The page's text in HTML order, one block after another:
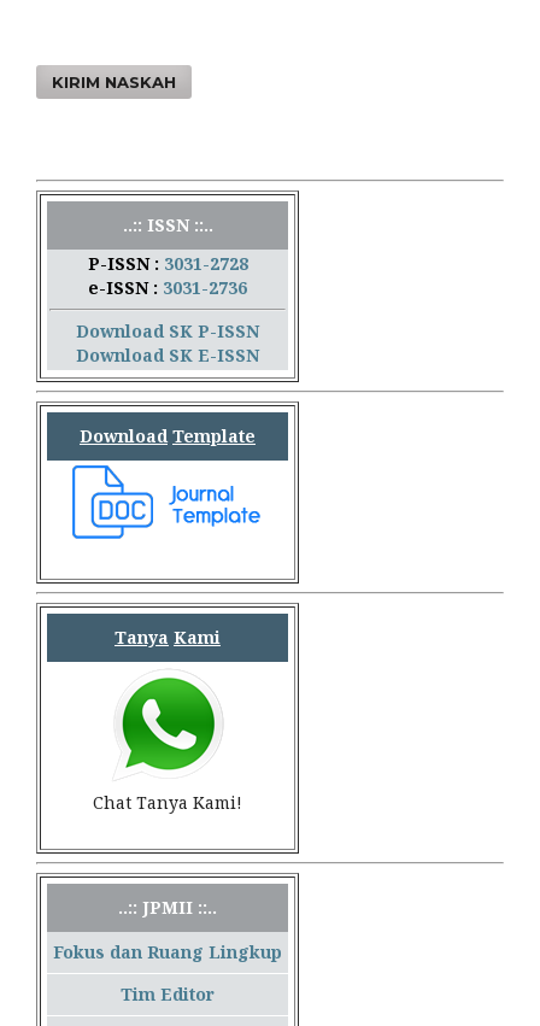
KIRIM NASKAH
..:: ISSN ::..
P-ISSN : 3031-2728
e-ISSN : 3031-2736
Download SK P-ISSN
Download SK E-ISSN
Download Template
Tanya Kami
Chat Tanya Kami!
..:: JPMII ::..
Fokus dan Ruang Lingkup
Tim Editor